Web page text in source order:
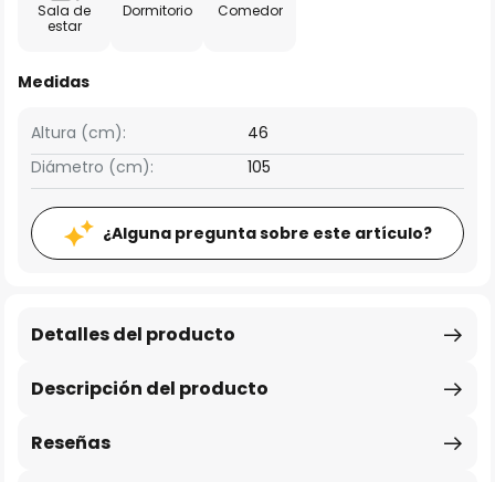
Sala de
estar
Dormitorio Comedor
Medidas
Altura (cm):
46
Diámetro (cm):
105
¿Alguna pregunta sobre este artículo?
Descripción del producto
Detalles del producto
Reseñas